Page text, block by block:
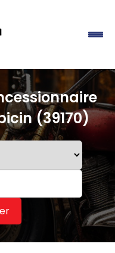
(39170)